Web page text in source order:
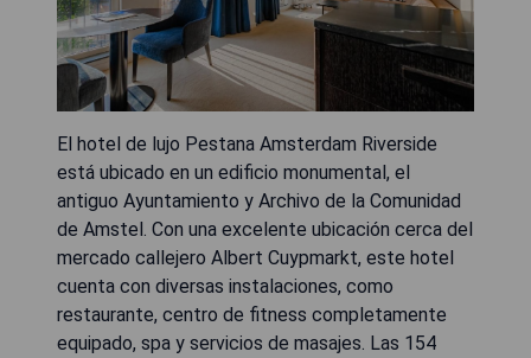
El hotel de lujo Pestana Amsterdam Riverside
está ubicado en un edificio monumental, el
antiguo Ayuntamiento y Archivo de la Comunidad
de Amstel. Con una excelente ubicación cerca del
mercado callejero Albert Cuypmarkt, este hotel
cuenta con diversas instalaciones, como
restaurante, centro de fitness completamente
equipado, spa y servicios de masajes. Las 154